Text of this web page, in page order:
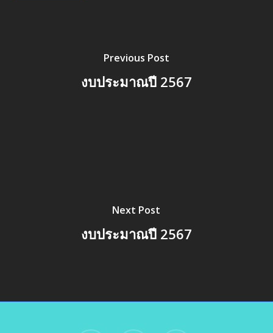
Previous Post
งบประมาณปี 2567
Next Post
งบประมาณปี 2567